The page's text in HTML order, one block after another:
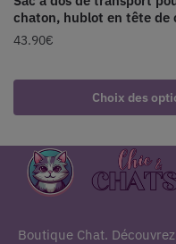
chaton, hublot en tête de
43.90€
Choix des
Boutique Chat.